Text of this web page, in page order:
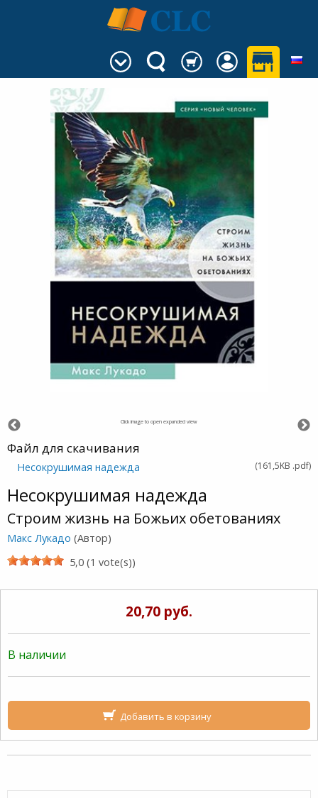
Click image to open expanded view
Файл для скачивания
Несокрушимая надежда (161,5KB .pdf)
Несокрушимая надежда
Строим жизнь на Божьих обетованиях
Макс Лукадо (Автор)
5,0 (1 vote(s))
20,70 руб.
В наличии
Добавить в корзину